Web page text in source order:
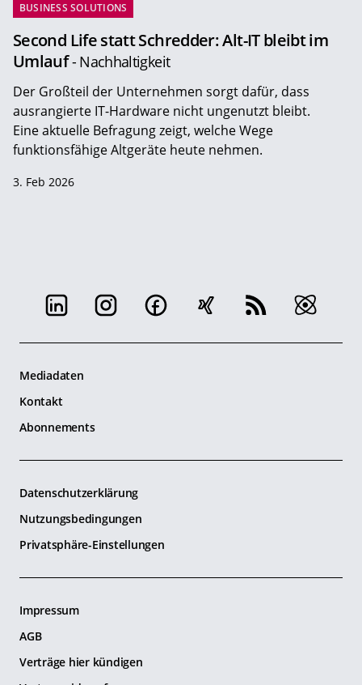
BUSINESS SOLUTIONS
Second Life statt Schredder: Alt-IT bleibt im
Umlauf- Nachhaltigkeit
Der Großteil der Unternehmen sorgt dafür, dass
ausrangierte IT-Hardware nicht ungenutzt bleibt.
Eine aktuelle Befragung zeigt, welche Wege
funktionsfähige Altgeräte heute nehmen.
3. Feb 2026
Mediadaten
Kontakt
Abonnements
Datenschutzerklärung
Nutzungsbedingungen
Privatsphäre-Einstellungen
Impressum
AGB
Verträge hier kündigen